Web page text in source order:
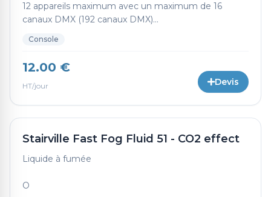
12 appareils maximum avec un maximum de 16
canaux DMX (192 canaux DMX)...
Console
12.00 €
HT/jour Devis
Stairville Fast Fog Fluid 51 - CO2 effect
Liquide à fumée
O